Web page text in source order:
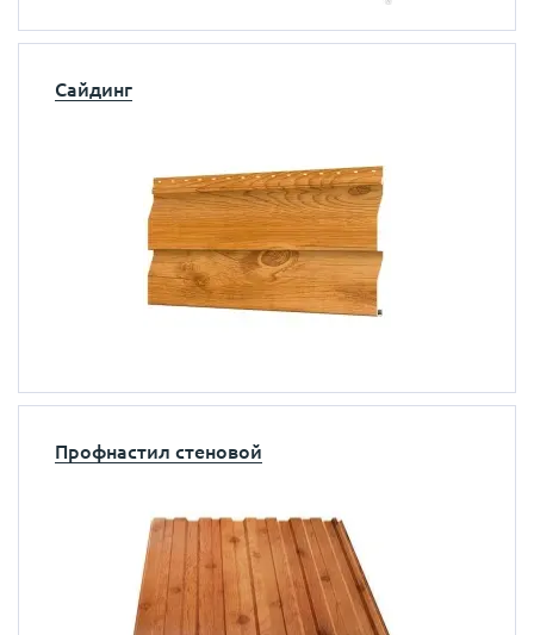
Сайдинг
Профнастил стеновой